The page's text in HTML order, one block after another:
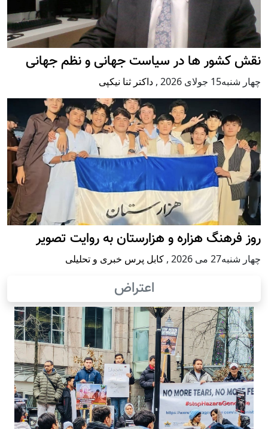
نقش کشور ها در سیاست جهانی و نظم جهانی
چهار شنبه15 جولای 2026 , داکتر ثنا نیکپی
روز فرهنگ هزاره و هزارستان به روایت تصویر
چهار شنبه27 می 2026 , کابل پرس خبری و تحلیلی
اعتراض